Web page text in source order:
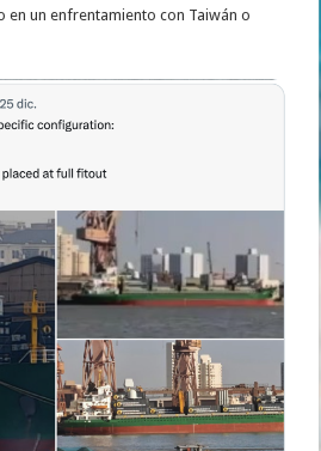
en un enfrentamiento con Taiwán o